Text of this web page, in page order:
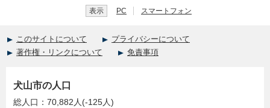
表示 PC スマートフォン
このサイトについて
プライバシーについて
著作権・リンクについて
免責事項
犬山市の人口
総人口：70,882人(-125人)